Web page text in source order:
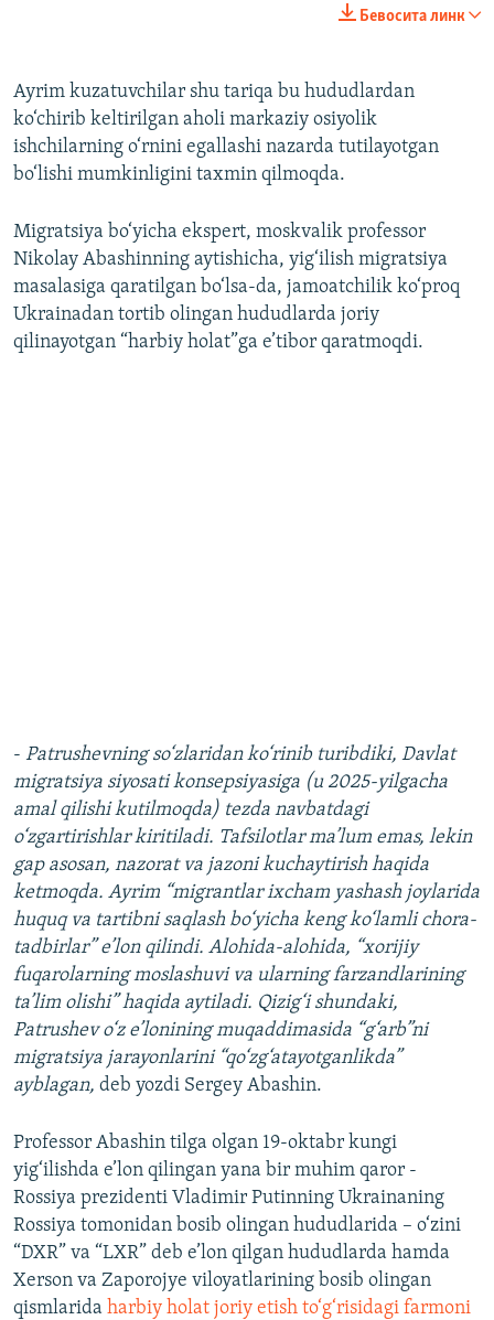
720p 1080p
1080p
Бевосита линк
Ayrim kuzatuvchilar shu tariqa bu hududlardan
ko‘chirib keltirilgan aholi markaziy osiyolik
ishchilarning o‘rnini egallashi nazarda tutilayotgan
bo‘lishi mumkinligini taxmin qilmoqda.
Migratsiya bo‘yicha ekspert, moskvalik professor
Nikolay Abashinning aytishicha, yig‘ilish migratsiya
masalasiga qaratilgan bo‘lsa-da, jamoatchilik ko‘proq
Ukrainadan tortib olingan hududlarda joriy
qilinayotgan “harbiy holat”ga e’tibor qaratmoqdi.
- Patrushevning so‘zlaridan ko‘rinib turibdiki, Davlat
migratsiya siyosati konsepsiyasiga (u 2025-yilgacha
amal qilishi kutilmoqda) tezda navbatdagi
o‘zgartirishlar kiritiladi. Tafsilotlar ma’lum emas, lekin
gap asosan, nazorat va jazoni kuchaytirish haqida
ketmoqda. Ayrim “migrantlar ixcham yashash joylarida
huquq va tartibni saqlash bo‘yicha keng ko‘lamli chora-
tadbirlar” e’lon qilindi. Alohida-alohida, “xorijiy
fuqarolarning moslashuvi va ularning farzandlarining
ta’lim olishi” haqida aytiladi. Qizig‘i shundaki,
Patrushev o‘z e’lonining muqaddimasida “g‘arb”ni
migratsiya jarayonlarini “qo‘zg‘atayotganlikda”
ayblagan, deb yozdi Sergey Abashin.
Professor Abashin tilga olgan 19-oktabr kungi
yig‘ilishda e’lon qilingan yana bir muhim qaror -
Rossiya prezidenti Vladimir Putinning Ukrainaning
Rossiya tomonidan bosib olingan hududlarida – o‘zini
“DXR” va “LXR” deb e’lon qilgan hududlarda hamda
Xerson va Zaporojye viloyatlarining bosib olingan
qismlarida harbiy holat joriy etish to‘g‘risidagi farmoni